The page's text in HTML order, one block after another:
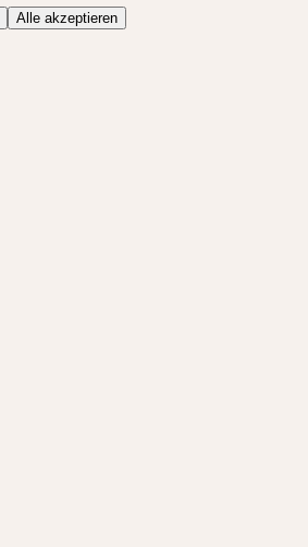
Alle akzeptieren